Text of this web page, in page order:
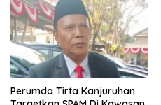
Mendatang
Perumda Tirta Kanjuruhan